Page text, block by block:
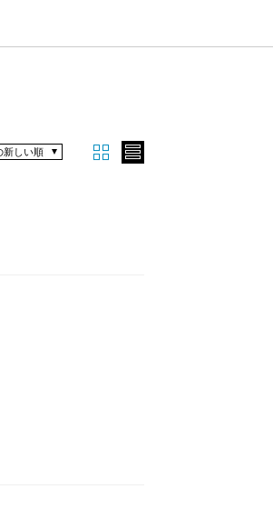
新しい順